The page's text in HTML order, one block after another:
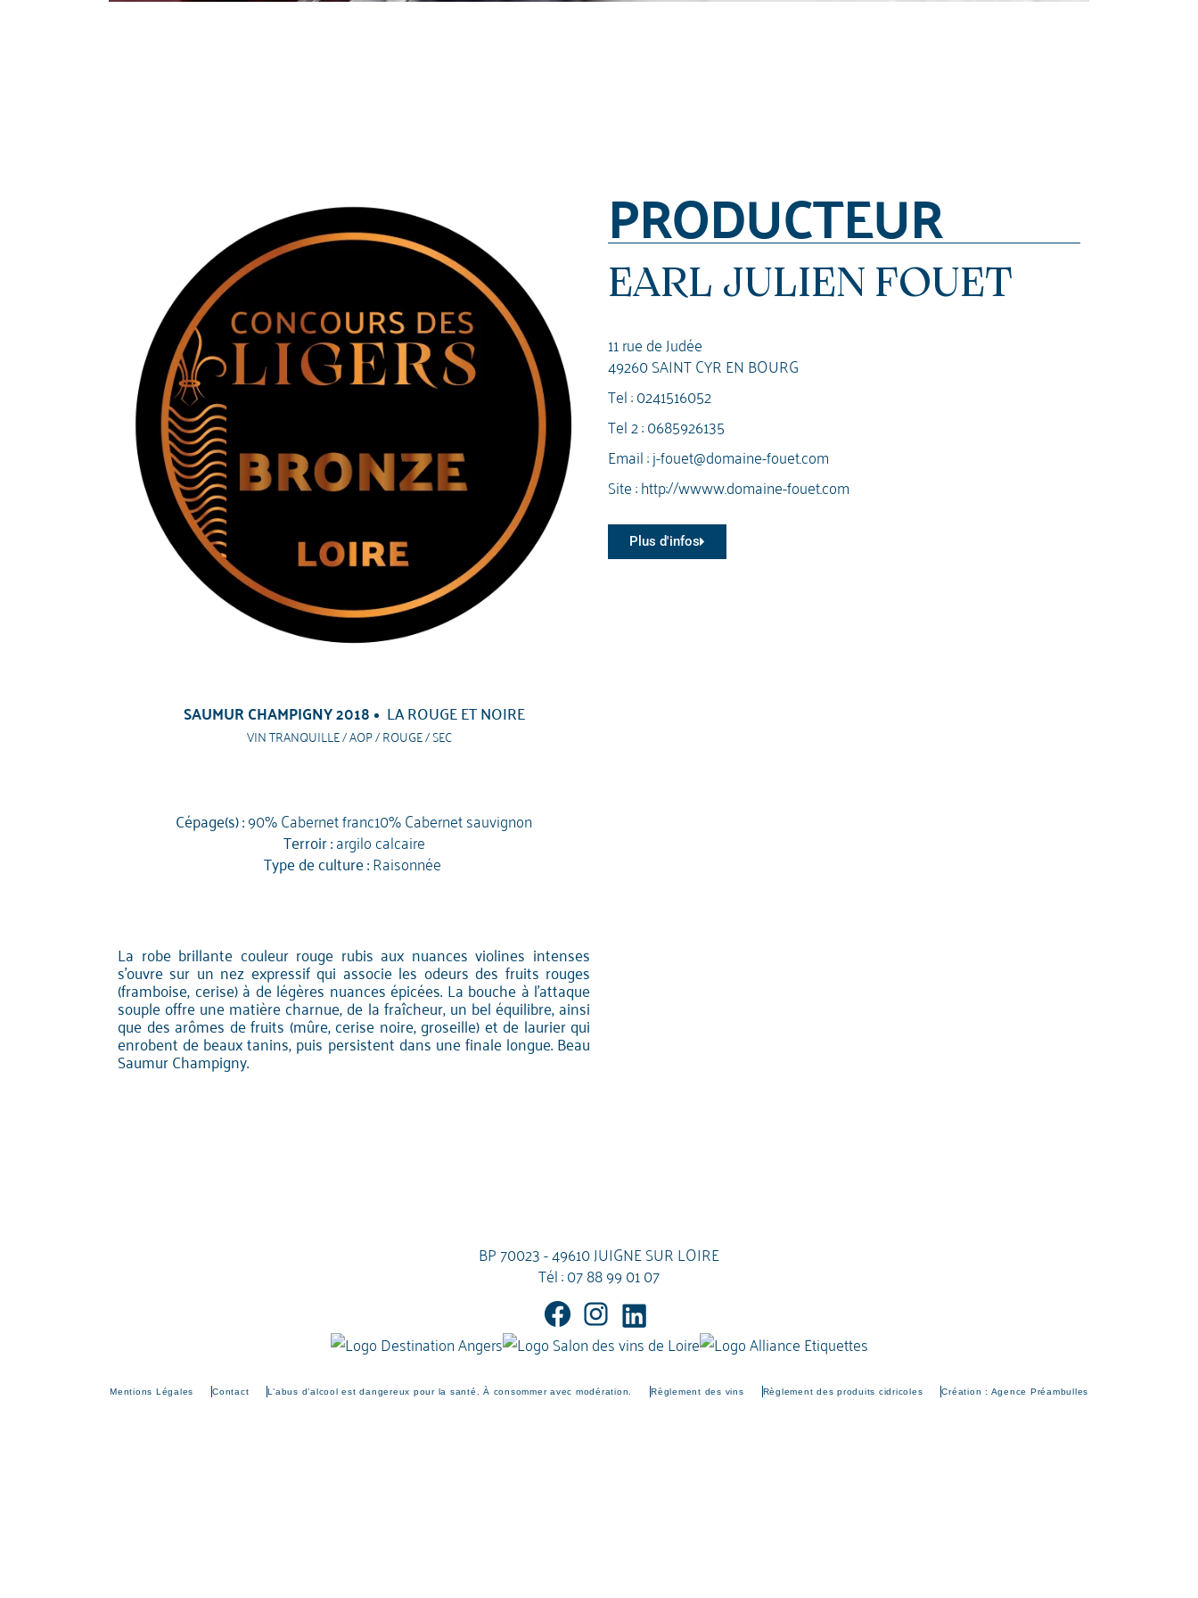
SAUMUR CHAMPIGNY 2018 LA ROUGE ET NOIRE
VIN TRANQUILLE / AOP / ROUGE / SEC
Cépage(s) :90% Cabernet franc10% Cabernet sauvignon
Terroir :argilo calcaire
Type de culture :Raisonnée
La robe brillante couleur rouge rubis aux nuances violines intenses
s'ouvre sur un nez expressif qui associe les odeurs des fruits rouges
(framboise, cerise) à de légères nuances épicées. La bouche à l'attaque
souple offre une matière charnue, de la fraîcheur, un bel équilibre, ainsi
que des arômes de fruits (mûre, cerise noire, groseille) et de laurier qui
enrobent de beaux tanins, puis persistent dans une finale longue. Beau
Saumur Champigny.
PRODUCTEUR
EARL JULIEN FOUET
11 rue de Judée
49260 SAINT CYR EN BOURG
Tel :0241516052
Tel 2 :0685926135
Email :j-fouet@domaine-fouet.com
Site :http://wwww.domaine-fouet.com
Plus d'infos
BP 70023 - 49610 JUIGNE SUR LOIRE
Tél :07 88 99 01 07
Mentions Légales Contact L’abus d’alcool est dangereux pour la santé. À consommer avec modération. Règlement des vins Règlement des produits cidricoles Création : Agence Préambulles